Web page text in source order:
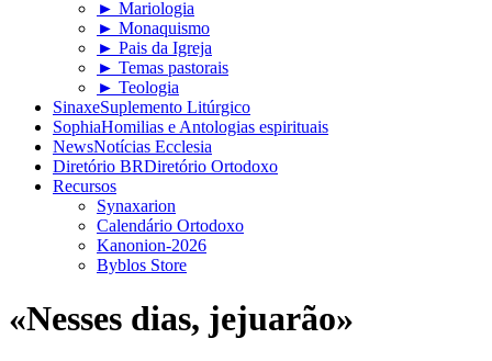
► Mariologia
► Monaquismo
► Pais da Igreja
► Temas pastorais
► Teologia
SinaxeSuplemento Litúrgico
SophiaHomilias e Antologias espirituais
NewsNotícias Ecclesia
Diretório BRDiretório Ortodoxo
Recursos
Synaxarion
Calendário Ortodoxo
Kanonion-2026
Byblos Store
«Nesses dias, jejuarão»